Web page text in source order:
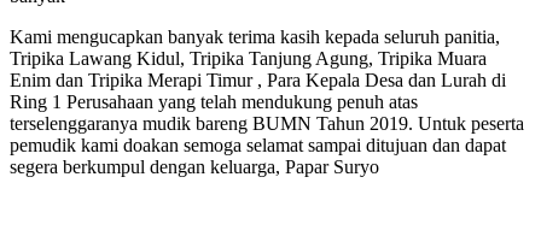
Kami mengucapkan banyak terima kasih kepada seluruh panitia,
Tripika Lawang Kidul, Tripika Tanjung Agung, Tripika Muara
Enim dan Tripika Merapi Timur , Para Kepala Desa dan Lurah di
Ring 1 Perusahaan yang telah mendukung penuh atas
terselenggaranya mudik bareng BUMN Tahun 2019. Untuk peserta
pemudik kami doakan semoga selamat sampai ditujuan dan dapat
segera berkumpul dengan keluarga, Papar Suryo